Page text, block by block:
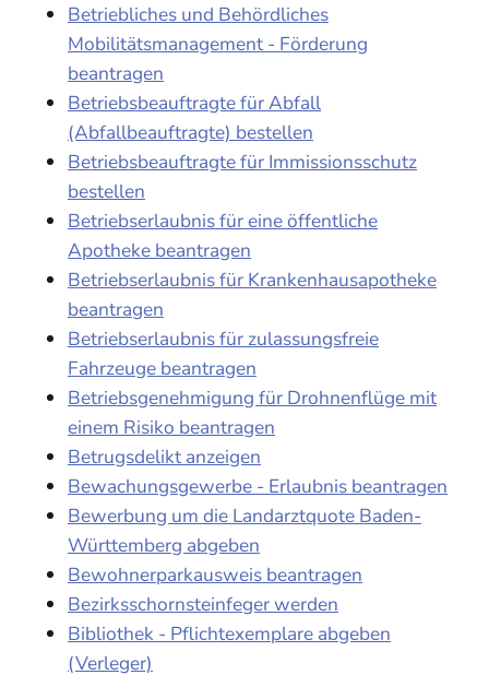
Betriebliches und Behördliches
Mobilitätsmanagement - Förderung
beantragen
Betriebsbeauftragte für Abfall
(Abfallbeauftragte) bestellen
Betriebsbeauftragte für Immissionsschutz
bestellen
Betriebserlaubnis für eine öffentliche
Apotheke beantragen
Betriebserlaubnis für Krankenhausapotheke
beantragen
Betriebserlaubnis für zulassungsfreie
Fahrzeuge beantragen
Betriebsgenehmigung für Drohnenflüge mit
einem Risiko beantragen
Betrugsdelikt anzeigen
Bewachungsgewerbe - Erlaubnis beantragen
Bewerbung um die Landarztquote Baden-
Württemberg abgeben
Bewohnerparkausweis beantragen
Bezirksschornsteinfeger werden
Bibliothek - Pflichtexemplare abgeben
(Verleger)